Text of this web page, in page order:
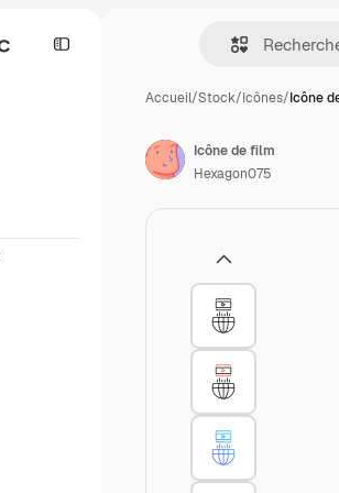
Accueil/Stock/Icônes/Icône
Icône de film
Hexagon075